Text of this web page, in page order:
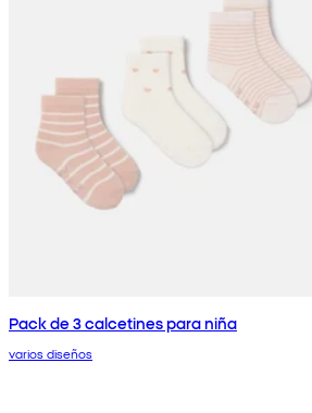
Pack de 3 calcetines para niña
varios diseños